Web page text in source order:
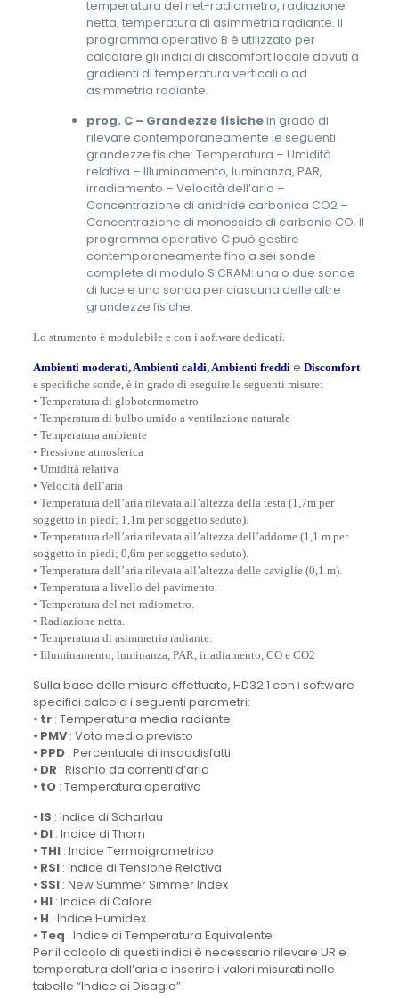
temperatura del net-radiometro, radiazione
netta, temperatura di asimmetria radiante. Il
programma operativo B è utilizzato per
calcolare gli indici di discomfort locale dovuti a
gradienti di temperatura verticali o ad
asimmetria radiante.
prog. C – Grandezze fisichein grado di
rilevare contemporaneamente le seguenti
grandezze fisiche: Temperatura – Umidità
relativa – Illuminamento, luminanza, PAR,
irradiamento – Velocità dell’aria –
Concentrazione di anidride carbonica CO2 –
Concentrazione di monossido di carbonio CO. Il
programma operativo C può gestire
contemporaneamente fino a sei sonde
complete di modulo SICRAM: una o due sonde
di luce e una sonda per ciascuna delle altre
grandezze fisiche.
Lo strumento è modulabile e con i software dedicati.
Ambienti moderati, Ambienti caldi, Ambienti freddi e Discomfort
e specifiche sonde, è in grado di eseguire le seguenti misure:
• Temperatura di globotermometro
• Temperatura di bulbo umido a ventilazione naturale
• Temperatura ambiente
• Pressione atmosferica
• Umidità relativa
• Velocità dell’aria
• Temperatura dell’aria rilevata all’altezza della testa (1,7m per
soggetto in piedi; 1,1m per soggetto seduto).
• Temperatura dell’aria rilevata all’altezza dell’addome (1,1 m per
soggetto in piedi; 0,6m per soggetto seduto).
• Temperatura dell’aria rilevata all’altezza delle caviglie (0,1 m).
• Temperatura a livello del pavimento.
• Temperatura del net-radiometro.
• Radiazione netta.
• Temperatura di asimmetria radiante.
• Illuminamento, luminanza, PAR, irradiamento, CO e CO2
Sulla base delle misure effettuate, HD32.1 con i software
specifici calcola i seguenti parametri:
• tr: Temperatura media radiante
• PMV: Voto medio previsto
• PPD: Percentuale di insoddisfatti
• DR : Rischio da correnti d’aria
• tO : Temperatura operativa
• IS : Indice di Scharlau
• DI: Indice di Thom
• THI: Indice Termoigrometrico
• RSI: Indice di Tensione Relativa
• SSI: New Summer Simmer Index
• HI : Indice di Calore
• H : Indice Humidex
• Teq : Indice di Temperatura Equivalente
Per il calcolo di questi indici è necessario rilevare UR e
temperatura dell’aria e inserire i valori misurati nelle
tabelle “Indice di Disagio”